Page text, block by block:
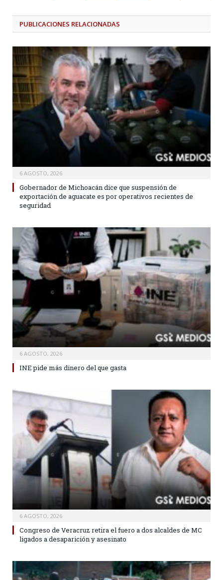
PUBLICACIONES RELACIONADAS
6 AGOSTO, 2026
Gobernador de Michoacán dice que suspensión de
exportación de aguacate es por operativos recientes de
seguridad
6 AGOSTO, 2026
INE pide más dinero del que gasta
6 AGOSTO, 2026
Congreso de Veracruz retira el fuero a dos alcaldes de MC
ligados a desaparición y asesinato